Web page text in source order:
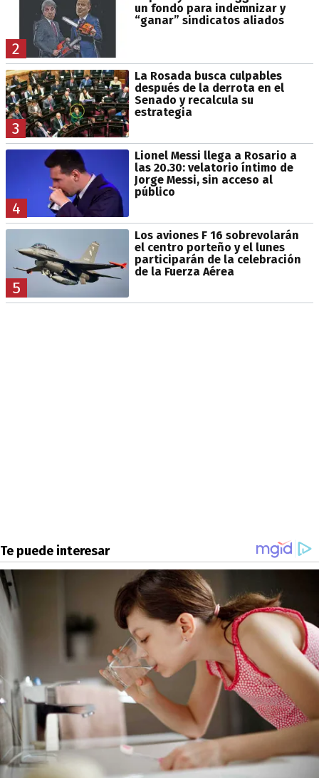
2
un fondo para indemnizar y
“ganar” sindicatos aliados
3
La Rosada busca culpables
después de la derrota en el
Senado y recalcula su
estrategia
4
Lionel Messi llega a Rosario a
las 20.30: velatorio íntimo de
Jorge Messi, sin acceso al
público
5
Los aviones F 16 sobrevolarán
el centro porteño y el lunes
participarán de la celebración
de la Fuerza Aérea